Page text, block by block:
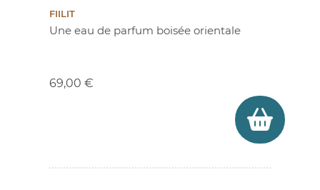
FIILIT
Une eau de parfum boisée orientale
69,00 €